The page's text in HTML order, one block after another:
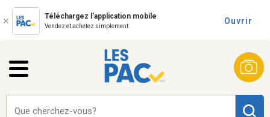
Téléchargez l'application mobile
Vendez et achetez simplement
Ouvrir
Que cherchez-vous?